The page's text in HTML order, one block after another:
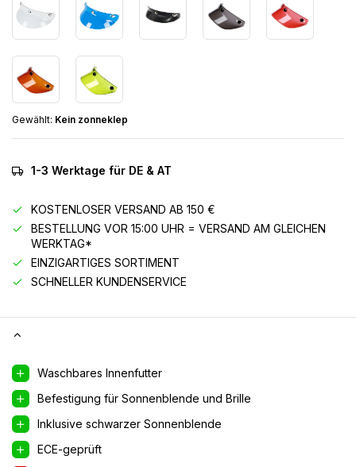
Gewählt: Kein zonneklep
1-3 Werktage für DE & AT
KOSTENLOSER VERSAND AB 150 €
BESTELLUNG VOR 15:00 UHR = VERSAND AM GLEICHEN
WERKTAG*
EINZIGARTIGES SORTIMENT
SCHNELLER KUNDENSERVICE
Waschbares Innenfutter
Befestigung für Sonnenblende und Brille
Inklusive schwarzer Sonnenblende
ECE-geprüft